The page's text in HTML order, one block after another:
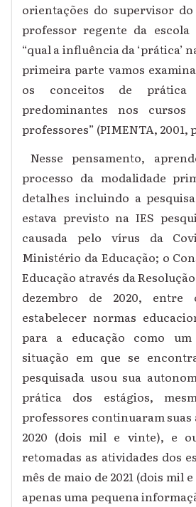
orientações do supervisor
professor regente da escola
“qual a influência da ‘prática’
primeira parte vamos
os conceitos de
predominantes nos
professores” (PIMENTA, 2001,
Nesse pensamento,
processo da modalidade
detalhes incluindo a
estava previsto na IES
causada pelo vírus da
Ministério da Educação; o
Educação através da Resolução
dezembro de 2020, entre
estabelecer normas
para a educação como
situação em que se
pesquisada usou sua
prática dos estágios,
professores continuaram suas
2020 (dois mil e vinte), e
retomadas as atividades dos
mês de maio de 2021 (dois mil
apenas uma pequena